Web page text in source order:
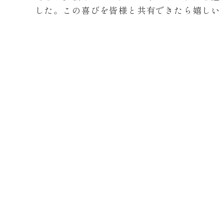
した。この喜びを皆様と共有できたら嬉し